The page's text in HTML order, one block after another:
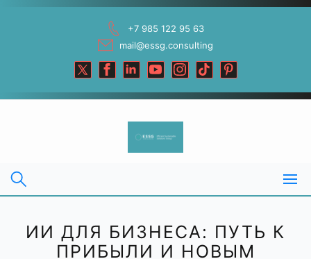
+7 985 122 95 63
mail@essg.consulting
ИИ ДЛЯ БИЗНЕСА: ПУТЬ К
ПРИБЫЛИ И НОВЫМ